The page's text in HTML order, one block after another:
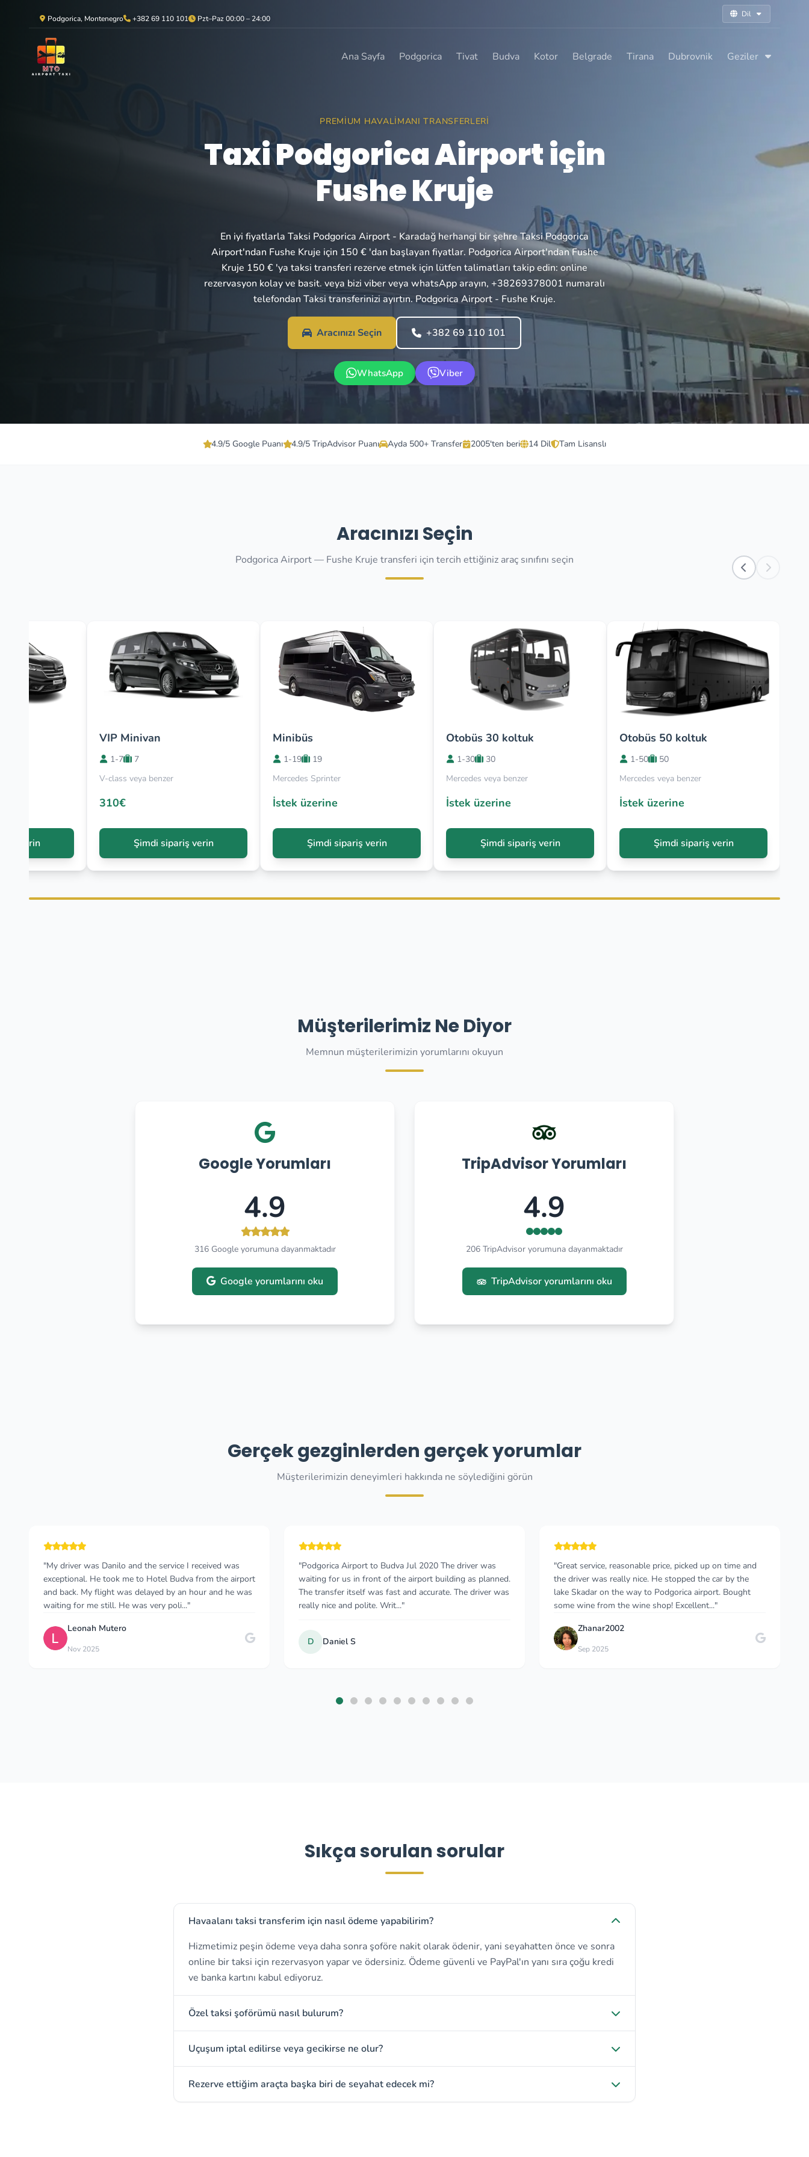
Podgorica, Montenegro +382 69 110 101 Pzt–Paz 00:00 – 24:00 Dil
Ana Sayfa Podgorica Tivat Budva Kotor Belgrade Tirana Dubrovnik Geziler
PREMIUM HAVALIMANI TRANSFERLERI
Taxi Podgorica Airport için
Fushe Kruje
En iyi fiyatlarla Taksi Podgorica Airport - Karadağ herhangi bir şehre Taksi Podgorica
Airport'ndan Fushe Kruje için 150 € 'dan başlayan fiyatlar. Podgorica Airport'ndan Fushe
Kruje 150 € 'ya taksi transferi rezerve etmek için lütfen talimatları takip edin: online
rezervasyon kolay ve basit. veya bizi viber veya whatsApp arayın, +38269378001 numaralı
telefondan Taksi transferinizi ayırtın. Podgorica Airport - Fushe Kruje.
Aracınızı Seçin +382 69 110 101
WhatsApp Viber
4.9/5 Google Puanı 4.9/5 TripAdvisor Puanı Ayda 500+ Transfer 2005'ten beri 14 Dil Tam Lisanslı
Aracınızı Seçin
Podgorica Airport — Fushe Kruje transferi için tercih ettiğiniz araç sınıfını seçin
verin
VIP Minivan
1-7
7
V-class veya benzer
310€
Şimdi sipariş verin
Minibüs
1-19
19
Mercedes Sprinter
İstek üzerine
Şimdi sipariş verin
Otobüs 30 koltuk
1-30
30
Mercedes veya benzer
İstek üzerine
Şimdi sipariş verin
Otobüs 50 koltuk
1-50
50
Mercedes veya benzer
İstek üzerine
Şimdi sipariş verin
Müşterilerimiz Ne Diyor
Memnun müşterilerimizin yorumlarını okuyun
Google Yorumları
4.9
316 Google yorumuna dayanmaktadır
Google yorumlarını oku
TripAdvisor Yorumları
4.9
206 TripAdvisor yorumuna dayanmaktadır
TripAdvisor yorumlarını oku
Gerçek gezginlerden gerçek yorumlar
Müşterilerimizin deneyimleri hakkında ne söylediğini görün
"Podgorica Airport to Budva Jul 2020 The driver was
waiting for us in front of the airport building as planned.
The transfer itself was fast and accurate. The driver was
really nice and polite. Writ..."
D
"Great service, reasonable price, picked up on time and
the driver was really nice. He stopped the car by the
lake Skadar on the way to Podgorica airport. Bought
some wine from the wine shop! Excellent..."
"Really good experience. The booking process was easy
and the price was fair. The driver arrived on time, was
friendly and drove with great care, considering we were
travelling with our young son. When..."
Chris Jenkins
Sep 2025
Sıkça sorulan sorular
Havaalanı taksi transferim için nasıl ödeme yapabilirim?
Hizmetimiz peşin ödeme veya daha sonra şoföre nakit olarak ödenir, yani seyahatten önce ve sonra
online bir taksi için rezervasyon yapar ve ödersiniz. Ödeme güvenli ve PayPal'ın yanı sıra çoğu kredi
ve banka kartını kabul ediyoruz.
Özel taksi şoförümü nasıl bulurum?
Uçuşum iptal edilirse veya gecikirse ne olur?
Rezerve ettiğim araçta başka biri de seyahat edecek mi?